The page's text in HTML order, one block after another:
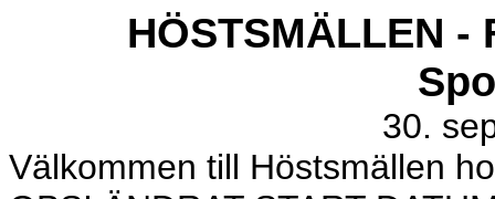
HÖSTSMÄLLEN
30.
Välkommen till Höstsmällen